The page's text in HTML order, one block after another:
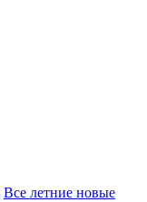
Все летние новые